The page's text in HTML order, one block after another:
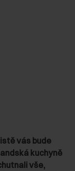
vás bude
kuchyně
vše,